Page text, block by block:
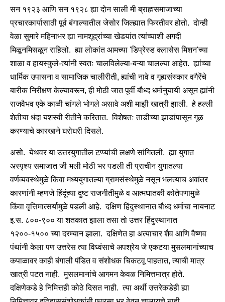
सन १९२३ आणि सन १९२८ ह्या दोन साली मी ब्राह्मसमाजाच्या
प्रचारकार्यासाठी पूर्व बंगाल्यातील जेसोर जिल्ह्यात फिरतीवर होतो. दोन्ही
वेळा सुमारे महिनाभर ह्या नामशूद्रांच्या खेडयांत त्यांच्याशी अगदी
मिळूनमिसळून राहिलो. ह्या लोकांत आमच्या 'डिप्रेस्ड क्लासेस मिशन'च्या
शाळा व हायस्कुले-त्यांनी स्वतः चालविलेल्या-बऱ्या चालल्या आहेत. ह्यांच्या
धार्मिक उपासना व सामाजिक चालीरीती, ह्यांची नावे व गृह्यसंस्कार वगैरेंचे
बारीक निरीक्षण केल्यावरून, ही मोठी जात पूर्वी बौध्द धर्मानुयायी असून ह्यांनी
राजवैभव एके काळी चांगले भोगले असावे अशी माझी खात्री झाली. हे हल्ली
शेतीचा धंदा यशस्वी रीतीने करितात. विशेषतः ताडीच्या झाडांपासून गूळ
करण्याचे कारखाने घरोघरी दिसले.
असो. येथवर या उत्तरयुगातील टप्प्यांची लक्षणे सांगितली. ह्या युगात
अस्पृश्य समाजात जी भली मोठी भर पडली ती प्राचीन युगातल्या
वर्णव्यवस्थेमुळे किंवा मध्ययुगातल्या ग्रामसंस्थेमुळे नसून भलत्याच अवांतर
कारणांनी म्हणजे हिंदूंच्या दुष्ट राजनीतीमुळे व आत्मघातकी कोतेपणामुळे
किंवा वृत्तिमात्सर्यामुळे पडली आहे. दक्षिण हिंदुस्थानात बौध्द धर्माचा नायनाट
इ.स. ८००-९०० या शतकात झाला तसा तो उत्तर हिंदुस्थानात
१२००-१५०० च्या दरम्यान झाला. दक्षिणेत हा अत्याचार शैव आणि वैष्णव
पंथांनी केला पण उत्तरेस त्या विध्वंसाचे अपश्रेय जे एकटया मुसलमानांच्याच
कपाळावर काही बंगाली पंडित व संशोधक चिकटवू पाहतात, त्याची मात्र
खात्री पटत नाही. मुसलमानांचे आगमन केवळ निमित्तमात्र होते.
दक्षिणेकडे हे निमित्तही कोठे दिसत नाही. त्या अर्थी उत्तरेकडेही ह्या